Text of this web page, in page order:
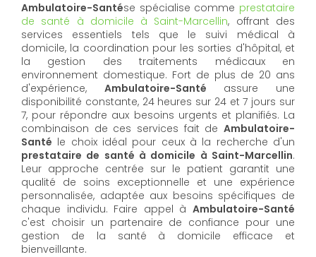
Ambulatoire-Santése spécialise comme prestataire
de santé à domicile à Saint-Marcellin, offrant des
services essentiels tels que le suivi médical à
domicile, la coordination pour les sorties d'hôpital, et
la gestion des traitements médicaux en
environnement domestique. Fort de plus de 20 ans
d'expérience, Ambulatoire-Santé assure une
disponibilité constante, 24 heures sur 24 et 7 jours sur
7, pour répondre aux besoins urgents et planifiés. La
combinaison de ces services fait de Ambulatoire-
Santé le choix idéal pour ceux à la recherche d'un
prestataire de santé à domicile à Saint-Marcellin.
Leur approche centrée sur le patient garantit une
qualité de soins exceptionnelle et une expérience
personnalisée, adaptée aux besoins spécifiques de
chaque individu. Faire appel à Ambulatoire-Santé
c'est choisir un partenaire de confiance pour une
gestion de la santé à domicile efficace et
bienveillante.